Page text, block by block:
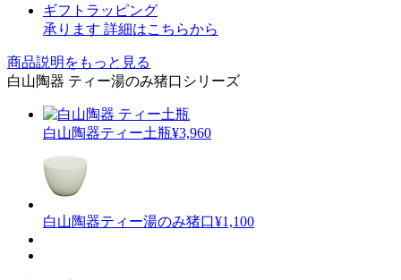
ギフトラッピング
承ります 詳細はこちらから
商品説明をもっと見る
白山陶器 ティー湯のみ猪口シリーズ
白山陶器ティー土瓶¥3,960
白山陶器ティー湯のみ猪口¥1,100